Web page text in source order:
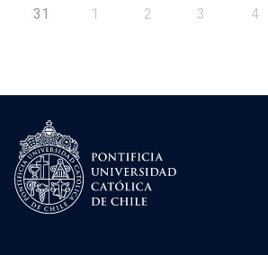
31 1 2 3 4